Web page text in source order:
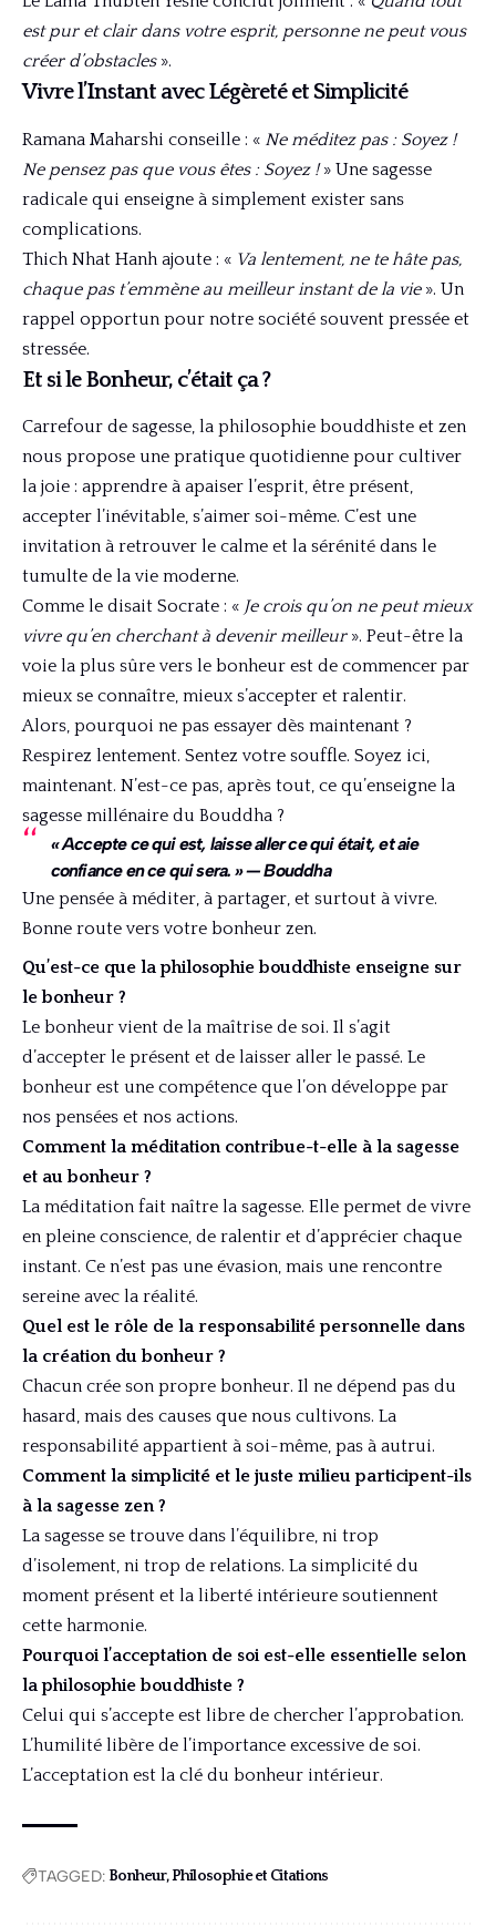
est pur et clair dans votre esprit, personne ne peut vous
créer d’obstacles».
Vivre l’Instant avec Légèreté et Simplicité
Ramana Maharshi conseille : « Ne méditez pas : Soyez !
Ne pensez pas que vous êtes : Soyez !» Une sagesse
radicale qui enseigne à simplement exister sans
complications.
Thich Nhat Hanh ajoute : « Va lentement, ne te hâte pas,
chaque pas t’emmène au meilleur instant de la vie». Un
rappel opportun pour notre société souvent pressée et
stressée.
Et si le Bonheur, c’était ça ?
Carrefour de sagesse, la philosophie bouddhiste et zen
nous propose une pratique quotidienne pour cultiver
la joie : apprendre à apaiser l’esprit, être présent,
accepter l’inévitable, s’aimer soi-même. C’est une
invitation à retrouver le calme et la sérénité dans le
tumulte de la vie moderne.
Comme le disait Socrate : « Je crois qu’on ne peut mieux
vivre qu’en cherchant à devenir meilleur». Peut-être la
voie la plus sûre vers le bonheur est de commencer par
mieux se connaître, mieux s’accepter et ralentir.
Alors, pourquoi ne pas essayer dès maintenant ?
Respirez lentement. Sentez votre souffle. Soyez ici,
maintenant. N’est-ce pas, après tout, ce qu’enseigne la
sagesse millénaire du Bouddha ?
« Accepte ce qui est, laisse aller ce qui était, et aie
confiance en ce qui sera. » — Bouddha
Une pensée à méditer, à partager, et surtout à vivre.
Bonne route vers votre bonheur zen.
Qu’est-ce que la philosophie bouddhiste enseigne sur
le bonheur ?
Le bonheur vient de la maîtrise de soi. Il s’agit
d’accepter le présent et de laisser aller le passé. Le
bonheur est une compétence que l’on développe par
nos pensées et nos actions.
Comment la méditation contribue-t-elle à la sagesse
et au bonheur ?
La méditation fait naître la sagesse. Elle permet de vivre
en pleine conscience, de ralentir et d’apprécier chaque
instant. Ce n’est pas une évasion, mais une rencontre
sereine avec la réalité.
Quel est le rôle de la responsabilité personnelle dans
la création du bonheur ?
Chacun crée son propre bonheur. Il ne dépend pas du
hasard, mais des causes que nous cultivons. La
responsabilité appartient à soi-même, pas à autrui.
Comment la simplicité et le juste milieu participent-ils
à la sagesse zen ?
La sagesse se trouve dans l’équilibre, ni trop
d’isolement, ni trop de relations. La simplicité du
moment présent et la liberté intérieure soutiennent
cette harmonie.
Pourquoi l’acceptation de soi est-elle essentielle selon
la philosophie bouddhiste ?
Celui qui s’accepte est libre de chercher l’approbation.
L’humilité libère de l’importance excessive de soi.
L’acceptation est la clé du bonheur intérieur.
TAGGED:Bonheur, Philosophie et Citations